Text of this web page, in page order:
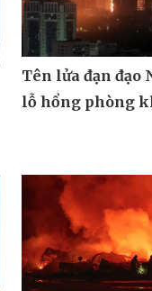
Tên lửa đạn đạo
lỗ hổng phòng